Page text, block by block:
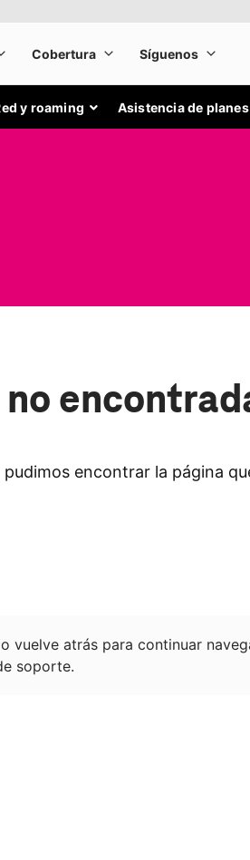
y roaming Asistencia de planes